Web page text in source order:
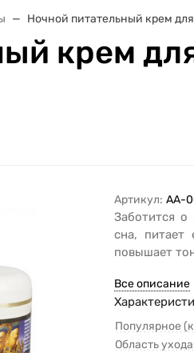
Ночной питательный крем
крем
Артикул: AA-
Заботится о
сна, питает
повышает
Все описание
Популярное
Область